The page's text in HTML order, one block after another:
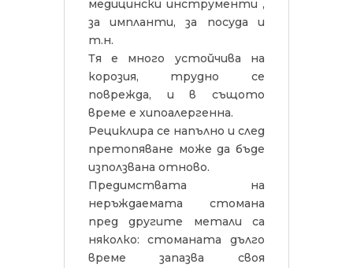
медицински инструменти ,
за импланти, за посуда и
т.н.
Тя е много устойчива на
корозия, трудно се
поврежда, и в същото
време е хипоалергенна.
Рециклира се напълно и след
претопяване може да бъде
използвана отново.
Предимствата на
неръждаемата стомана
пред другите метали са
няколко: стоманата дълго
време запазва своя